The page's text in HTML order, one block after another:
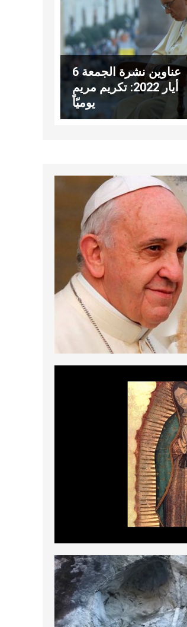
عناوين نشرة الجمعة 6
أيار 2022: تكريم مريم
يوميّاً